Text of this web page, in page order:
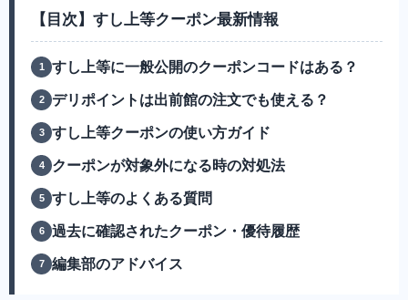
【目次】すし上等クーポン最新情報
すし上等に一般公開のクーポンコードはある？
デリポイントは出前館の注文でも使える？
すし上等クーポンの使い方ガイド
クーポンが対象外になる時の対処法
すし上等のよくある質問
過去に確認されたクーポン・優待履歴
編集部のアドバイス